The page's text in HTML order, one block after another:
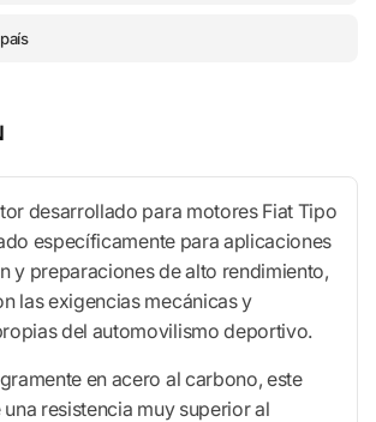
desarrollado para motores Fiat Tipo
específicamente para aplicaciones
y preparaciones de alto rendimiento,
las exigencias mecánicas y
del automovilismo deportivo.
en acero al carbono, este
resistencia muy superior al